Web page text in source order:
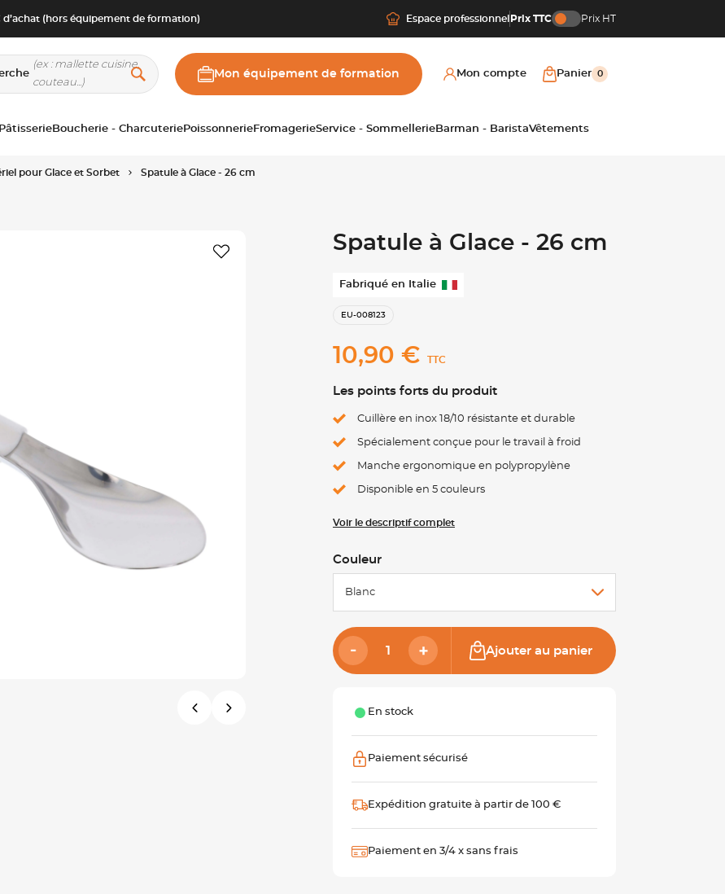
d’achat (hors équipement de formation) Espace professionnel Prix TTC Prix HT
Mon équipement de formation Mon compte Panier 0
Boucherie - Charcuterie Poissonnerie FromagerieService - Sommellerie Barman - BaristaVêtements
pour Glace et Sorbet Spatule à Glace - 26 cm
Spatule à Glace - 26 cm
Fabriqué en Italie
EU-008123
10,90 € TTC
Les points forts du produit
Cuillère en inox 18/10 résistante et durable
Spécialement conçue pour le travail à froid
Manche ergonomique en polypropylène
Disponible en 5 couleurs
Voir le descriptif complet
Couleur
Blanc
Ajouter au panier
En stock
Paiement sécurisé
Expédition gratuite à partir de 100 €
Paiement en 3/4 x sans frais